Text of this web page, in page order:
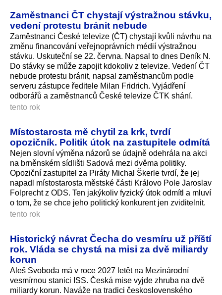
Zaměstnanci ČT chystají výstražnou stávku,
vedení protestu bránit nebude
Zaměstnanci České televize (ČT) chystají kvůli návrhu na
změnu financování veřejnoprávních médií výstražnou
stávku. Uskuteční se 22. června. Napsal to dnes Deník N.
Do stávky se může zapojit kdokoliv z televize. Vedení ČT
nebude protestu bránit, napsal zaměstnancům podle
serveru zástupce ředitele Milan Fridrich. Vyjádření
odborářů a zaměstnanců České televize ČTK shání.
tento rok
Místostarosta mě chytil za krk, tvrdí
opozičník. Politik útok na zastupitele odmítá
Nejen slovní výměna názorů se údajně odehrála na akci
na brněnském sídlišti Sadová mezi dvěma politiky.
Opoziční zastupitel za Piráty Michal Škerle tvrdí, že jej
napadl místostarosta městské části Královo Pole Jaroslav
Folprecht z ODS. Ten jakýkoliv fyzický útok odmítl a mluví
o tom, že se chce jeho politický konkurent jen zviditelnit.
tento rok
Historický návrat Čecha do vesmíru už příští
rok. Vláda se chystá na misi za dvě miliardy
korun
Aleš Svoboda má v roce 2027 letět na Mezinárodní
vesmírnou stanici ISS. Česká mise vyjde zhruba na dvě
miliardy korun. Naváže na tradici československého